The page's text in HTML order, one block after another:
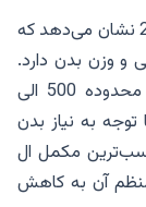
نتایج به دست آمده از یک مطالعه در سال 2020 نشان می‌دهد که
و وزن بدن دارد.
مکمل‌های ال کارنتین با دوزهای مختلفی در محدوده 500 الی
توجه به نیاز بدن
مکمل ال
منظم آن به کاهش